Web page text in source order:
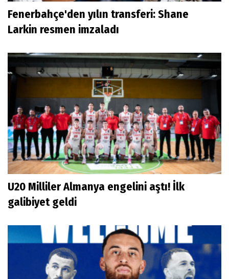
Fenerbahçe'den yılın transferi: Shane
Larkin resmen imzaladı
U20 Milliler Almanya engelini aştı! İlk
galibiyet geldi